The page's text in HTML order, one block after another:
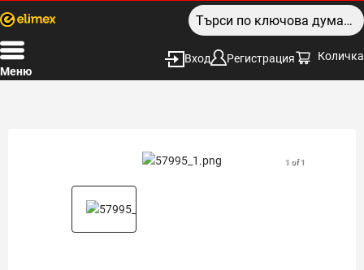
Меню
Вход Регистрация Количка
1 of 1